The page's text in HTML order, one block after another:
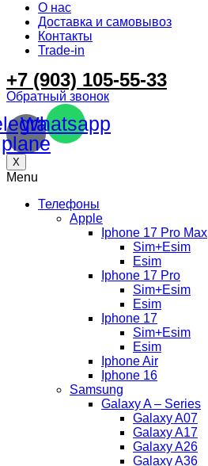
О нас
Доставка и самовывоз
Контакты
Trade-in
+7 (903) 105-55-33
Обратный звонок
plane
Whatsapp
X
Menu
Телефоны
Apple
Iphone 17 Pro Max
Sim+Esim
Esim
Iphone 17 Pro
Sim+Esim
Esim
Iphone 17
Sim+Esim
Esim
Iphone Air
Iphone 16
Samsung
Galaxy A – Series
Galaxy A07
Galaxy A17
Galaxy A26
Galaxy A36